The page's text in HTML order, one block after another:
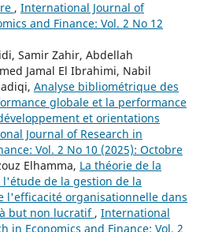
, International Journal of
and Finance: Vol. 2 No 12
Samir Zahir, Abdellah
Jamal El Ibrahimi, Nabil
Analyse bibliométrique des
globale et la performance
et orientations
Journal of Research in
Vol. 2 No 10 (2025): Octobre
Elhamma, La théorie de la
de la gestion de la
l'efficacité organisationnelle dans
but non lucratif , International
in Economics and Finance: Vol. 2